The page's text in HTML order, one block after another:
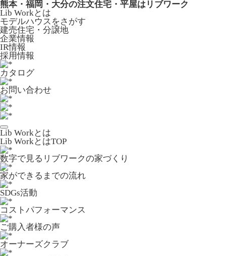
熊本・福岡・大分の注文住宅・平屋はリブワーク
Lib Workとは
モデルハウスをさがす
建売住宅・分譲地
企業情報
IR情報
採用情報
カタログ
お問い合わせ
Lib Workとは
Lib WorkとはTOP
数字で⾒るリブワークの家づくり
家ができるまでの流れ
SDGs活動
コストパフォーマンス
ご購入者様の声
オーナーズクラブ